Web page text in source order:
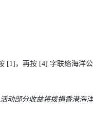
[1]，再按 [4] 字联络海洋
活动部分收益将拨捐香港海